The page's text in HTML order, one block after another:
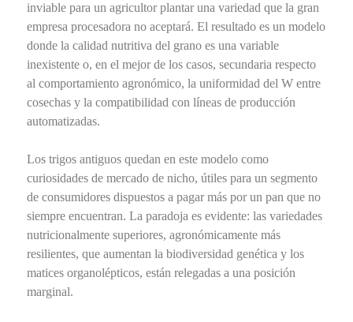
inviable para un agricultor plantar una variedad que la gran
empresa procesadora no aceptará. El resultado es un modelo
donde la calidad nutritiva del grano es una variable
inexistente o, en el mejor de los casos, secundaria respecto
al comportamiento agronómico, la uniformidad del W entre
cosechas y la compatibilidad con líneas de producción
automatizadas.
Los trigos antiguos quedan en este modelo como
curiosidades de mercado de nicho, útiles para un segmento
de consumidores dispuestos a pagar más por un pan que no
siempre encuentran. La paradoja es evidente: las variedades
nutricionalmente superiores, agronómicamente más
resilientes, que aumentan la biodiversidad genética y los
matices organolépticos, están relegadas a una posición
marginal.